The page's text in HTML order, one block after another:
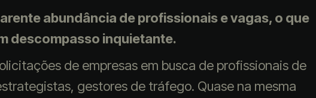
abundância de profissionais e vagas, o que
descompasso inquietante.
de empresas em busca de profissionais de
gestores de tráfego. Quase na mesma